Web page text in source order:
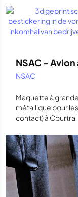
NSAC -
NSAC
Maquette à
métallique pour
contact) à Courtrai